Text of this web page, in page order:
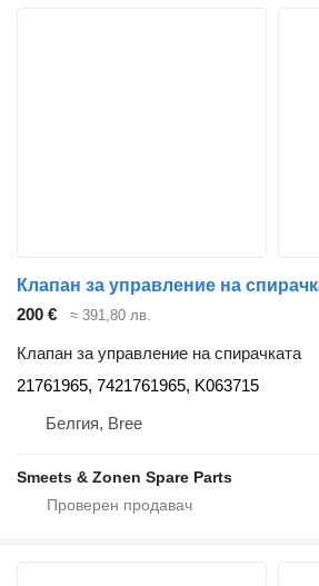
200 € ≈ 391,80 лв.
Клапан за управление на спирачката
21761965, 7421761965, K063715
Белгия, Bree
Smeets & Zonen Spare Parts